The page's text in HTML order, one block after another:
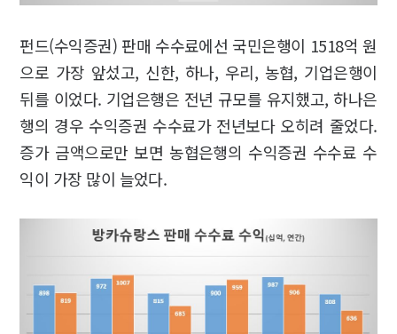
펀드(수익증권) 판매 수수료에선 국민은행이 1518억 원
으로 가장 앞섰고, 신한, 하나, 우리, 농협, 기업은행이
뒤를 이었다. 기업은행은 전년 규모를 유지했고, 하나은
행의 경우 수익증권 수수료가 전년보다 오히려 줄었다.
증가 금액으로만 보면 농협은행의 수익증권 수수료 수
익이 가장 많이 늘었다.